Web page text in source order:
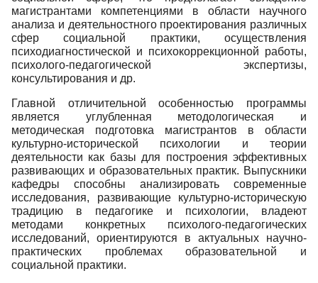
магистрантами компетенциями в области научного
анализа и деятельностного проектирования различных
сфер социальной практики, осуществления
психодиагностической и психокоррекционной работы,
психолого-педагогической экспертизы,
консультирования и др.
Главной отличительной особенностью программы
является углубленная методологическая и
методическая подготовка магистрантов в области
культурно-исторической психологии и теории
деятельности как базы для построения эффективных
развивающих и образовательных практик. Выпускники
кафедры способны анализировать современные
исследования, развивающие культурно-историческую
традицию в педагогике и психологии, владеют
методами конкретных психолого-педагогических
исследований, ориентируются в актуальных научно-
практических проблемах образовательной и
социальной практики.